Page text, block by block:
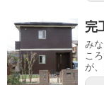
完
み
こ
が